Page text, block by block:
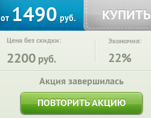
от 1490 руб. КУПИТЬ
Цена без скидки:
2200 руб.
Экономия:
22%
Акция завершилась
ПОВТОРИТЬ АКЦИЮ